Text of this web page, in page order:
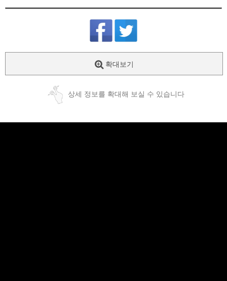
확대보기
상세 정보를 확대해 보실 수 있습니다